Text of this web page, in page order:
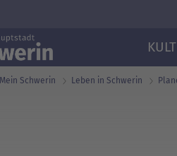
Mein Schwerin Leben in Schwerin